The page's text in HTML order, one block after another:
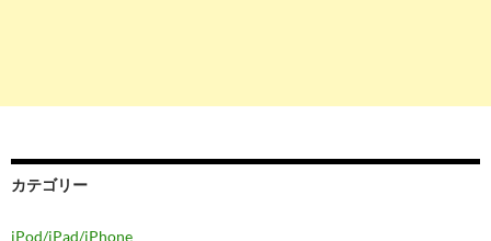
カテゴリー
iPod/iPad/iPhone